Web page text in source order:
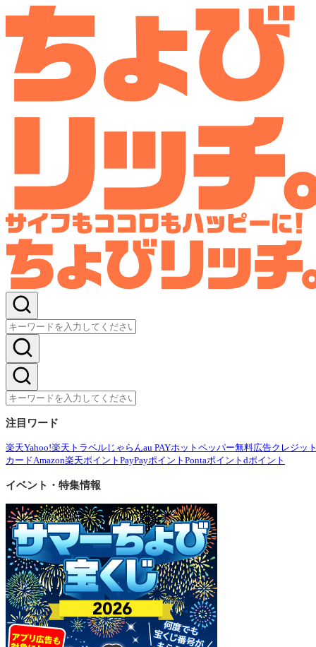
注目ワード
楽天Yahoo!楽天トラベル じゃらんau PAYホットペッパー無料広告クレジッ
カードAmazon楽天ポイント PayPayポイント Pontaポイント dポイント
イベント・特集情報